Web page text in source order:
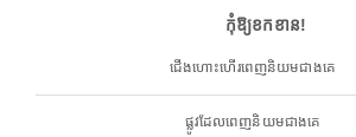
កុំឱ្យខកខាន!
ជើងហោះហើរពេញនិយមជាងគេ
ផ្លូវដែលពេញនិយមជាងគេ